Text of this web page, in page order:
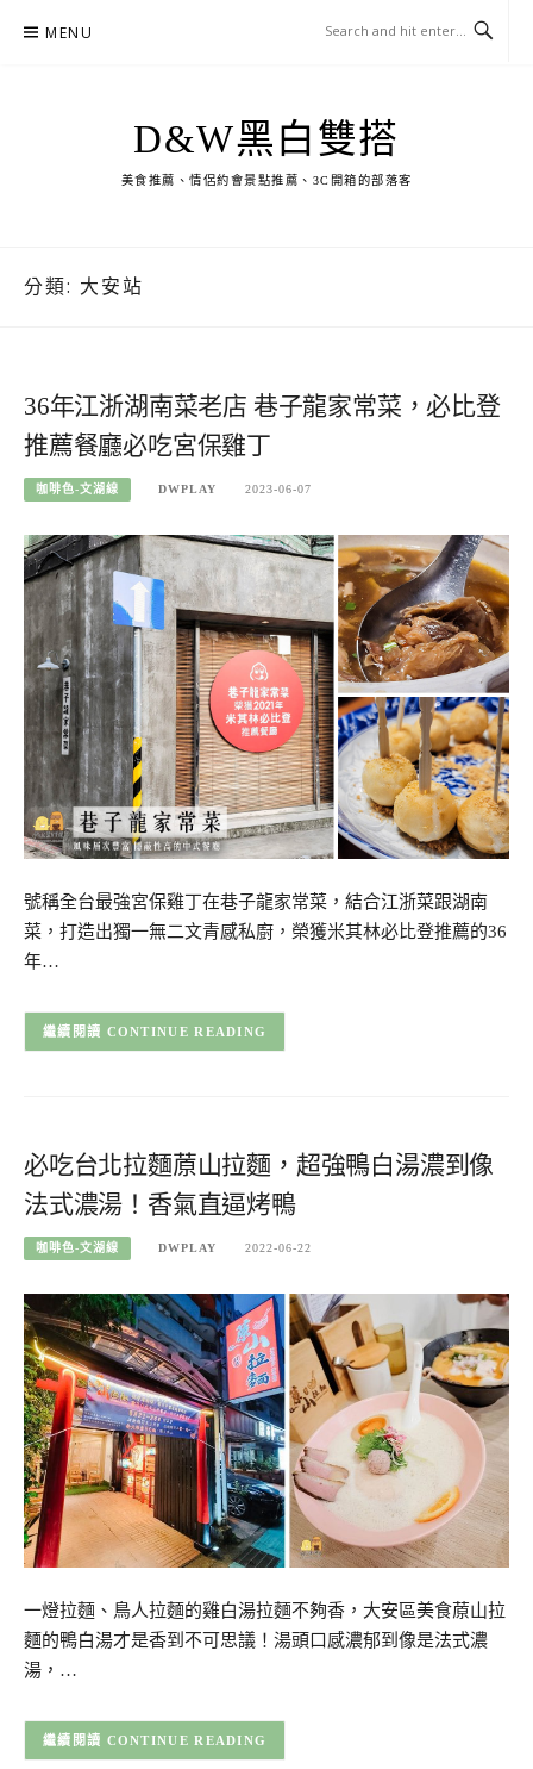
MENU
D&W黑白雙搭
美食推薦、情侶約會景點推薦、3C開箱的部落客
分類: 大安站
36年江浙湖南菜老店 巷子龍家常菜，必比登
推薦餐廳必吃宮保雞丁
咖啡色-文湖線 DWPLAY 2023-06-07
號稱全台最強宮保雞丁在巷子龍家常菜，結合江浙菜跟湖南
菜，打造出獨一無二文青感私廚，榮獲米其林必比登推薦的36
年…
CONTINUE READING
必吃台北拉麵蒝山拉麵，超強鴨白湯濃到像
法式濃湯！香氣直逼烤鴨
咖啡色-文湖線 DWPLAY 2022-06-22
一燈拉麵、鳥人拉麵的雞白湯拉麵不夠香，大安區美食蒝山拉
麵的鴨白湯才是香到不可思議！湯頭口感濃郁到像是法式濃
湯，…
CONTINUE READING